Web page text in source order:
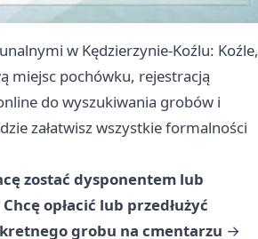
w Kędzierzynie-Koźlu: Koźle,
miejsc pochówku, rejestracją
do wyszukiwania grobów i
załatwisz wszystkie formalności
zostać dysponentem lub
Chcę opłacić lub przedłużyć
grobu na cmentarzu →